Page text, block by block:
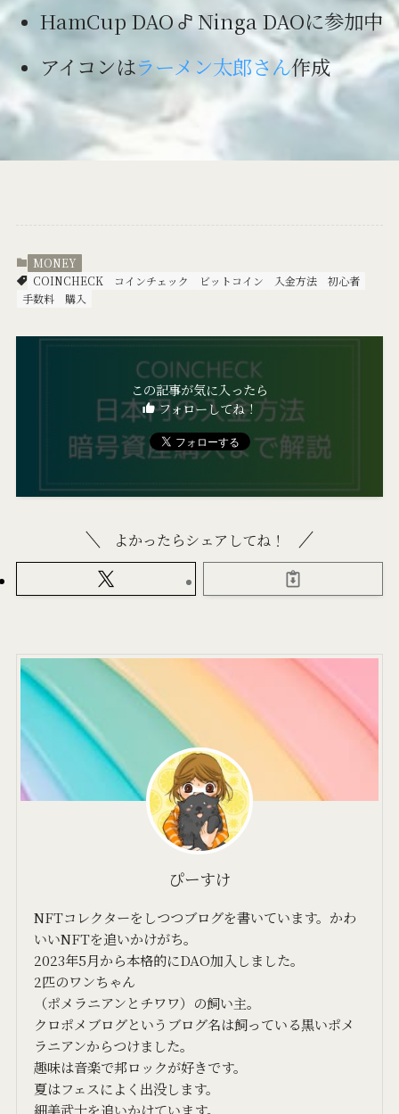
HamCup DAO
Ninga DAOに参加中
アイコンはラーメン太郎さん作成
MONEY
COINCHECK
コインチェック ビットコイン 入金方法
初心者
手数料
購入
この記事が気に入ったら
フォローしてね！
よかったらシェアしてね！
ぴーすけ
NFTコレクターをしつつブログを書いています。かわ
いいNFTを追いかけがち。
2023年5月から本格的にDAO加入しました。
2匹のワンちゃん
（ポメラニアンとチワワ）の飼い主。
クロポメブログというブログ名は飼っている黒いポメ
ラニアンからつけました。
趣味は音楽で邦ロックが好きです。
夏はフェスによく出没します。
細美武士を追いかけています。